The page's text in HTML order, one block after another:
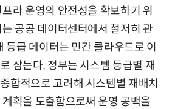
라 운영의 안전성을 확보하기 위
공공 데이터센터에서 철저히 관
등급 데이터는 민간 클라우드로 이
삼는다. 정부는 시스템 등급별 재
합적으로 고려해 시스템별 재배치
획을 도출함으로써 운영 공백을